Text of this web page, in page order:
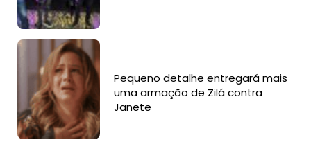
Pequeno detalhe entregará mais
uma armação de Zilá contra
Janete